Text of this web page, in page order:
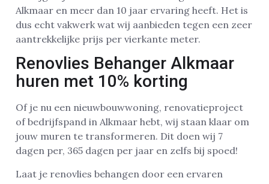
Alkmaar en meer dan 10 jaar ervaring heeft. Het is
dus echt vakwerk wat wij aanbieden tegen een zeer
aantrekkelijke prijs per vierkante meter.
Renovlies Behanger Alkmaar
huren met 10% korting
Of je nu een nieuwbouwwoning, renovatieproject
of bedrijfspand in Alkmaar hebt, wij staan klaar om
jouw muren te transformeren. Dit doen wij 7
dagen per, 365 dagen per jaar en zelfs bij spoed!
Laat je renovlies behangen door een ervaren